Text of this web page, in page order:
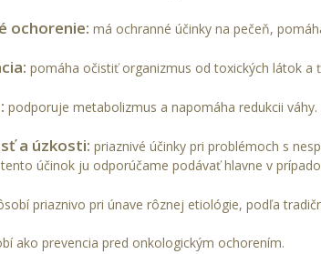
ochorenie: má ochranné účinky na pečeň,
pomáha očistiť organizmus od toxických látok a
podporuje metabolizmus a napomáha redukcii váhy.
a úzkosti: priaznivé účinky pri problémoch s
účinok ju odporúčame podávať hlavne v
priaznivo pri únave rôznej etiológie, podľa
ako prevencia pred onkologickým ochorením.